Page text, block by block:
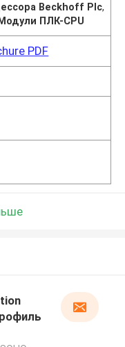
Beckhoff Plc,
ПЛК-CPU
PDF